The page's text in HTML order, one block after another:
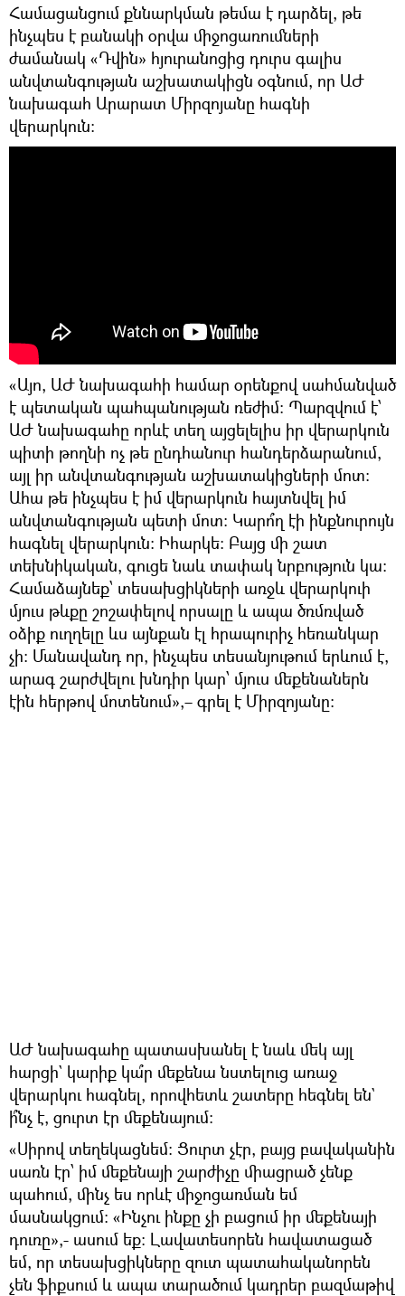
Համացանցում քննարկման թեմա է դարձել, թե
ինչպես է բանակի օրվա միջոցառումների
ժամանակ «Դվին» հյուրանոցից դուրս գալիս
անվտանգության աշխատակիցն օգնում, որ ԱԺ
նախագահ Արարատ Միրզոյանը հագնի
վերարկուն։
«Այո, ԱԺ նախագահի համար օրենքով սահմանված
է պետական պահպանության ռեժիմ։ Պարզվում է՝
ԱԺ նախագահը որևէ տեղ այցելելիս իր վերարկուն
պիտի թողնի ոչ թե ընդհանուր հանդերձարանում,
այլ իր անվտանգության աշխատակիցների մոտ։
Ահա թե ինչպես է իմ վերարկուն հայտնվել իմ
անվտանգության պետի մոտ։ Կարո՞ղ էի ինքնուրույն
հագնել վերարկուն։ Իհարկե։ Բայց մի շատ
տեխնիկական, գուցե նաև տափակ նրբություն կա։
Համաձայնեք՝ տեսախցիկների առջև վերարկուի
մյուս թևքը շոշափելով որսալը և ապա ծռմռված
օձիք ուղղելը ևս այնքան էլ հրապուրիչ հեռանկար
չի։ Մանավանդ որ, ինչպես տեսանյութում երևում է,
արագ շարժվելու խնդիր կար՝ մյուս մեքենաներն
էին հերթով մոտենում»,– գրել է Միրզոյանը։
ԱԺ նախագահը պատասխանել է նաև մեկ այլ
հարցի` կարիք կա՞ր մեքենա նստելուց առաջ
վերարկու հագնել, որովհետև շատերը հեգնել են`
ի՞նչ է, ցուրտ էր մեքենայում։
«Սիրով տեղեկացնեմ։ Ցուրտ չէր, բայց բավականին
սառն էր՝ իմ մեքենայի շարժիչը միացրած չենք
պահում, մինչ ես որևէ միջոցառման եմ
մասնակցում։ «Ինչու ինքը չի բացում իր մեքենայի
դուռը»,- ասում եք։ Լավատեսորեն հավատացած
եմ, որ տեսախցիկները զուտ պատահականորեն
չեն ֆիքսում և ապա տարածում կադրեր բազմաթիվ